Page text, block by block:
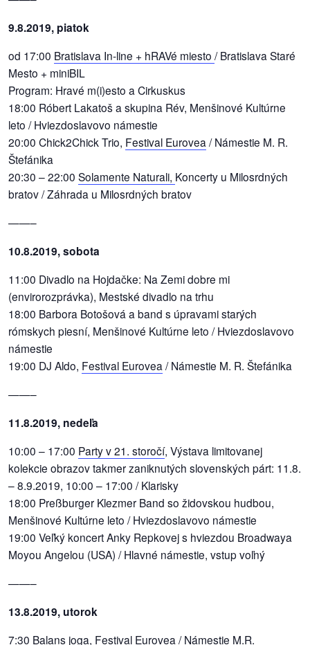
9.8.2019, piatok
od 17:00 Bratislava In-line + hRAVé miesto / Bratislava Staré
Mesto + miniBIL
Program: Hravé m(i)esto a Cirkuskus
18:00 Róbert Lakatoš a skupina Rév, Menšinové Kultúrne
leto / Hviezdoslavovo námestie
20:00 Chick2Chick Trio, Festival Eurovea / Námestie M. R.
Štefánika
20:30 – 22:00 Solamente Naturali, Koncerty u Milosrdných
bratov / Záhrada u Milosrdných bratov
——–
10.8.2019, sobota
11:00 Divadlo na Hojdačke: Na Zemi dobre mi
(envirorozprávka), Mestské divadlo na trhu
18:00 Barbora Botošová a band s úpravami starých
rómskych piesní, Menšinové Kultúrne leto / Hviezdoslavovo
námestie
19:00 DJ Aldo, Festival Eurovea / Námestie M. R. Štefánika
——–
11.8.2019, nedeľa
10:00 – 17:00 Party v 21. storočí, Výstava limitovanej
kolekcie obrazov takmer zaniknutých slovenských párt: 11.8.
– 8.9.2019, 10:00 – 17:00 / Klarisky
18:00 Preßburger Klezmer Band so židovskou hudbou,
Menšinové Kultúrne leto / Hviezdoslavovo námestie
19:00 Veľký koncert Anky Repkovej s hviezdou Broadwaya
Moyou Angelou (USA) / Hlavné námestie, vstup voľný
——–
13.8.2019, utorok
7:30 Balans joga, Festival Eurovea / Námestie M.R.